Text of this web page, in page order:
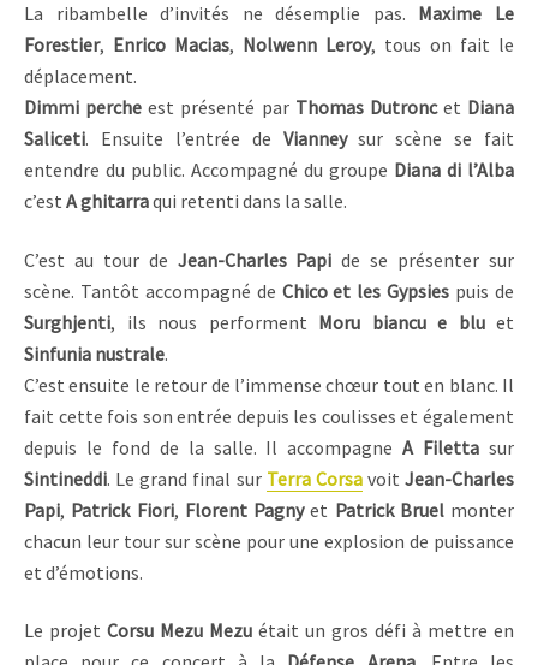
La ribambelle d’invités ne désemplie pas. Maxime Le
Forestier, Enrico Macias, Nolwenn Leroy, tous on fait le
déplacement.
Dimmi perche est présenté par Thomas Dutroncet Diana
Saliceti. Ensuite l’entrée de Vianneysur scène se fait
entendre du public. Accompagné du groupe Diana di l’Alba
c’est A ghitarraqui retenti dans la salle.
C’est au tour de Jean-Charles Papi de se présenter sur
scène. Tantôt accompagné de Chico et les Gypsies puis de
Surghjenti, ils nous performent Moru biancu e bluet
Sinfunia nustrale.
C’est ensuite le retour de l’immense chœur tout en blanc. Il
fait cette fois son entrée depuis les coulisses et également
depuis le fond de la salle. Il accompagneA Filetta sur
Sintineddi. Le grand final sur Terra Corsavoit Jean-Charles
Papi, Patrick Fiori, Florent Pagnyet Patrick Bruelmonter
chacun leur tour sur scène pour une explosion de puissance
et d’émotions.
Le projet Corsu Mezu Mezu était un gros défi à mettre en